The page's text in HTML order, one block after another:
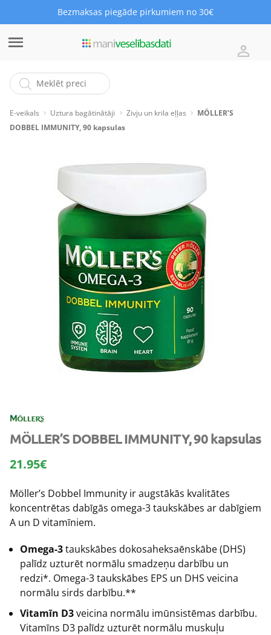
Bezmaksas piegāde pirkumiem no 30€
E-veikals Uztura bagātinātāji Zivju un krila eļļas
MÖLLER’S
DOBBEL IMMUNITY, 90 kapsulas
MÖLLER’S DOBBEL IMMUNITY, 90 kapsulas
21.95€
Möller’s Dobbel Immunity ir augstākās kvalitātes
koncentrētas dabīgās omega-3 taukskābes ar dabīgiem
A un D vitamīniem.
Omega-3taukskābes dokosaheksaēnskābe (DHS)
palīdz uzturēt normālu smadzeņu darbību un
redzi*. Omega-3 taukskābes EPS un DHS veicina
normālu sirds darbību.**
Vitamīn D3veicina normālu imūnsistēmas darbību.
Vitamīns D3 palīdz uzturēt normālu muskuļu